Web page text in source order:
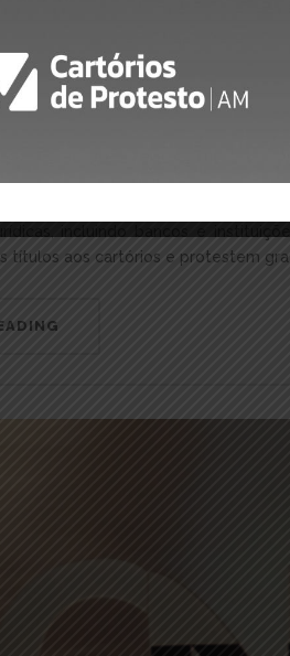
e
Protesto Amazonas
a protesto gratuitamente as
dívidas. É o que diz o
postergado de
títulos ou outros documentos de
no Diário de Justiça Eletrônica
incluindo bancos e
títulos aos cartórios e protestem